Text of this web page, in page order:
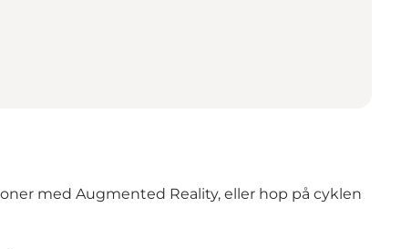
med Augmented Reality, eller hop på cyklen